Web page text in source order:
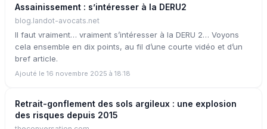
Assainissement : s’intéresser à la DERU2
blog.landot-avocats.net
Il faut vraiment… vraiment s’intéresser à la DERU 2… Voyons
cela ensemble en dix points, au fil d’une courte vidéo et d’un
bref article.
Ajouté le 16 novembre 2025 à 18:18
Retrait-gonflement des sols argileux : une explosion
des risques depuis 2015